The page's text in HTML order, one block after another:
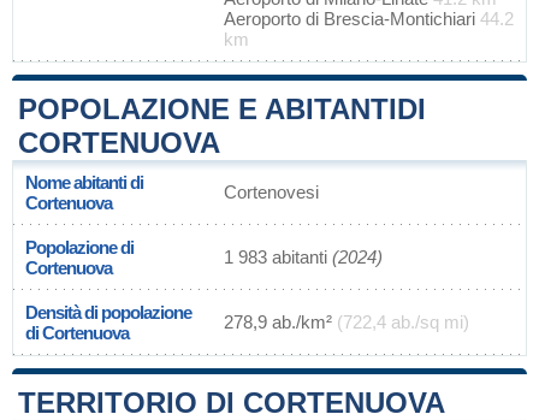
Aeroporto di Brescia-Montichiari 44.2
km
POPOLAZIONE E ABITANTIDI
CORTENUOVA
Nome abitanti di
Cortenuova
Cortenovesi
Popolazione di
Cortenuova
1 983 abitanti (2024)
Densità di popolazione
di Cortenuova
278,9 ab./km² (722,4 ab./sq mi)
TERRITORIO DI CORTENUOVA